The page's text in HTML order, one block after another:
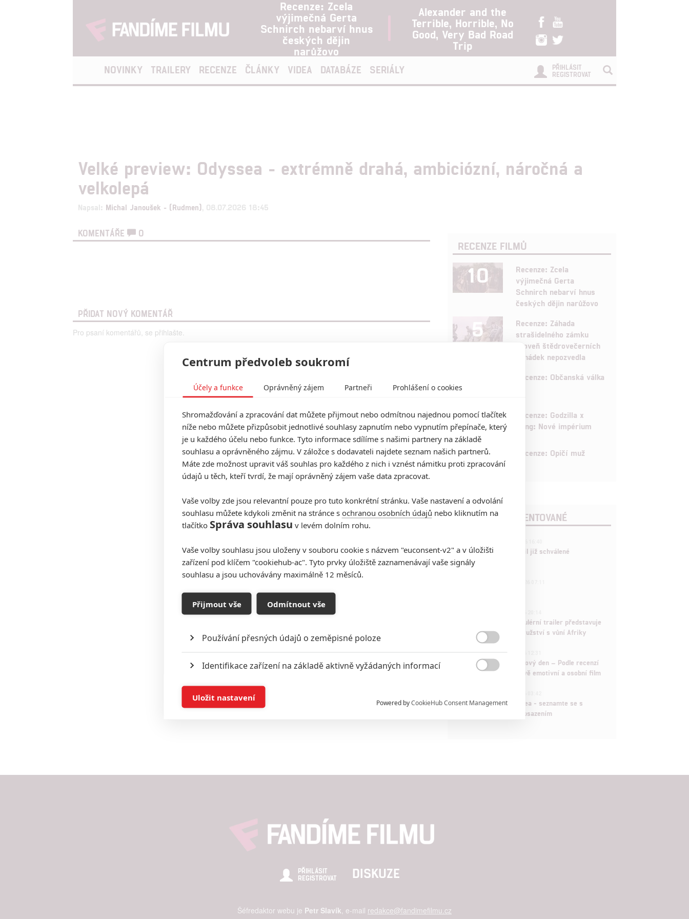
Recenze: Zcela
výjimečná Gerta
Schnirch nebarví hnus
českých dějin
narůžovo
Alexander and the
Terrible, Horrible, No
Good, Very Bad Road
Trip
NOVINKY TRAILERY RECENZE ČLÁNKY VIDEA DATABÁZE SERIÁLY
PŘIHLÁSIT
REGISTROVAT
Velké preview: Odyssea - extrémně drahá, ambiciózní, náročná a
velkolepá
Napsal: Michal Janoušek - (Rudmen) , 08.07.2026 18:45
KOMENTÁŘE 0
PŘIDAT NOVÝ KOMENTÁŘ
Pro psaní komentářů, se přihlašte.
RECENZE FILMŮ
10
Recenze: Zcela
výjimečná Gerta
Schnirch nebarví hnus
českých dějin narůžovo
5
Recenze: Záhada
strašidelného zámku
úroveň štědrovečerních
pohádek nepozvedla
Recenze: Občanská válka
6
Recenze: Godzilla x
Kong: Nové impérium
8 Recenze: Opičí muž
POSLEDNÍ KOMENTOVANÉ
Marvel nečekaně zrušil již schválené
pokračování
Děti krve a kostí: Regulérní trailer představuje
akční fantasy dobrodružství s vůní Afriky
Spider-Man: Zbrusu nový den – Podle recenzí
máme čekat překvapivě emotivní a osobní film
Velké preview: Odyssea - seznamte se s
maximálně nabitým obsazením
PŘIHLÁSIT
REGISTROVAT
DISKUZE
Šéfredaktor webu je Petr Slavík , e-mail redakce@fandimefilmu.cz
Centrum předvoleb soukromí
Účely a funkce Oprávněný zájem Partneři Prohlášení o cookies
Shromažďování a zpracování dat můžete přijmout nebo odmítnou najednou pomocí tlačítek
níže nebo můžete přizpůsobit jednotlivé souhlasy zapnutím nebo vypnutím přepínače, který
je u každého účelu nebo funkce. Tyto informace sdílíme s našimi partnery na základě
souhlasu a oprávněného zájmu. V záložce s dodavateli najdete seznam našich partnerů.
Máte zde možnost upravit váš souhlas pro každého z nich i vznést námitku proti zpracování
údajů u těch, kteří tvrdí, že mají oprávněný zájem vaše data zpracovat.
Vaše volby zde jsou relevantní pouze pro tuto konkrétní stránku. Vaše nastavení a odvolání
souhlasu můžete kdykoli změnit na stránce s ochranou osobních údajů nebo kliknutím na
tlačítko Správa souhlasu v levém dolním rohu.
Vaše volby souhlasu jsou uloženy v souboru cookie s názvem "euconsent-v2" a v úložišti
zařízení pod klíčem "cookiehub-ac". Tyto prvky úložiště zaznamenávají vaše signály
souhlasu a jsou uchovávány maximálně 12 měsíců.
Přijmout vše Odmítnout vše
Používání přesných údajů o zeměpisné poloze
Identifikace zařízení na základě aktivně vyžádaných informací
Ukládání a/nebo přístup k informacím v zařízení

Powered byCookieHub Consent Management
Uložit nastavení